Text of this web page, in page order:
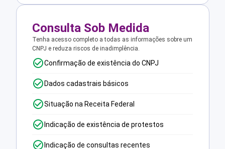
Consulta Sob Medida
Tenha acesso completo a todas as informações sobre um
CNPJ e reduza riscos de inadimplência.
Confirmação de existência do CNPJ
Dados cadastrais básicos
Situação na Receita Federal
Indicação de existência de protestos
Indicação de consultas recentes